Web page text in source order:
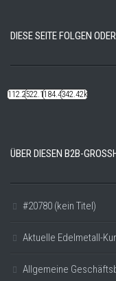
DIESE SEITE FOLGEN
112.22k522.14k184.48k342.42k
ÜBER DIESEN B2B-
#20780 (kein Titel)
Aktuelle Edelmetall-
Allgemeine